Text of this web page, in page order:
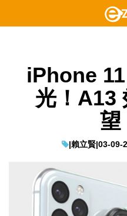
iPhone
光！A13
望
|賴立賢|03-09-